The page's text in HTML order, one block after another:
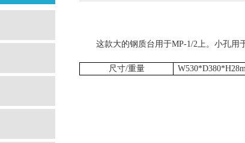
这款大的钢质台用于MP-1/2上。小孔用
尺寸/重量